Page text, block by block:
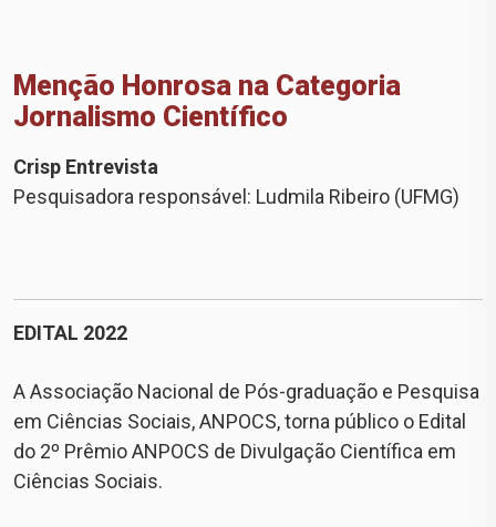
Menção Honrosa na Categoria
Jornalismo Científico
Crisp Entrevista
Pesquisadora responsável: Ludmila Ribeiro (UFMG)
EDITAL 2022
A Associação Nacional de Pós-graduação e Pesquisa
em Ciências Sociais, ANPOCS, torna público o Edital
do 2º Prêmio ANPOCS de Divulgação Científica em
Ciências Sociais.